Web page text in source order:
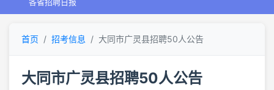
首页 招考信息 大同市广灵县招聘50人公告
大同市广灵县招聘50人公告